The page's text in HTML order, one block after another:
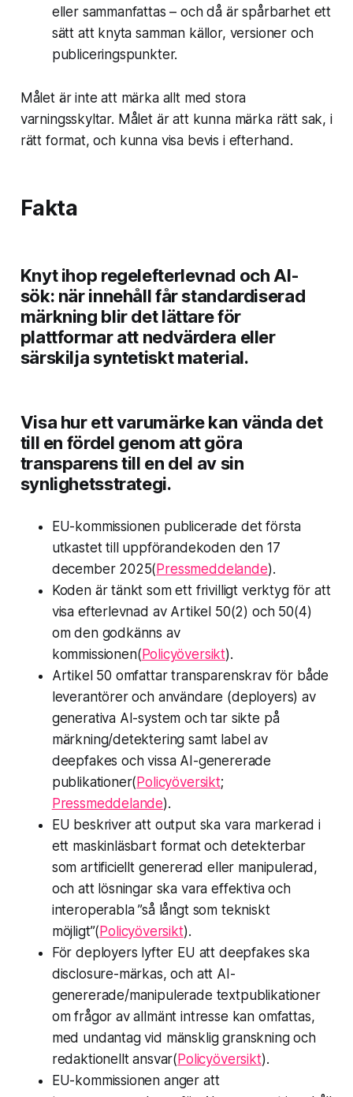
eller sammanfattas – och då är spårbarhet ett
sätt att knyta samman källor, versioner och
publiceringspunkter.
Målet är inte att märka alltmed stora
varningsskyltar. Målet är att kunna märka rätt sak, i
rätt format, och kunna visa bevis i efterhand.
Fakta
Knyt ihop regelefterlevnad och AI-
sök: när innehåll får standardiserad
märkning blir det lättare för
plattformar att nedvärdera eller
särskilja syntetiskt material.
Visa hur ett varumärke kan vända det
till en fördel genom att göra
transparens till en del av sin
synlighetsstrategi.
EU-kommissionen publicerade det första
utkastet till uppförandekoden den 17
december 2025( Pressmeddelande).
Koden är tänkt som ett frivilligt verktyg för att
visa efterlevnad av Artikel 50(2) och 50(4)
om den godkänns av
kommissionen( Policyöversikt).
Artikel 50 omfattar transparenskrav för både
leverantörer och användare (deployers) av
generativa AI-system och tar sikte på
märkning/detektering samt label av
deepfakes och vissa AI-genererade
publikationer( Policyöversikt;
Pressmeddelande).
EU beskriver att output ska vara markerad i
ett maskinläsbart format och detekterbar
som artificiellt genererad eller manipulerad,
och att lösningar ska vara effektiva och
interoperabla ”så långt som tekniskt
möjligt”( Policyöversikt).
För deployers lyfter EU att deepfakes ska
disclosure-märkas, och att AI-
genererade/manipulerade textpublikationer
om frågor av allmänt intresse kan omfattas,
med undantag vid mänsklig granskning och
redaktionellt ansvar( Policyöversikt).
EU-kommissionen anger att